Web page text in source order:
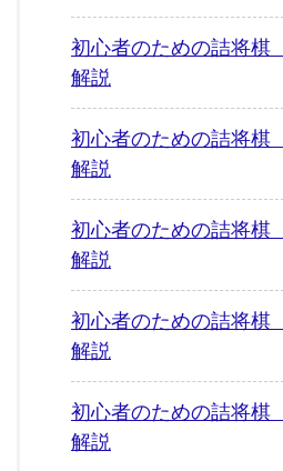
初心者のための詰将
解説
初心者のための詰将
解説
初心者のための詰将
解説
初心者のための詰将
解説
初心者のための詰将
解説